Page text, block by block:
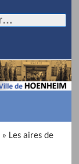
» Les aires de